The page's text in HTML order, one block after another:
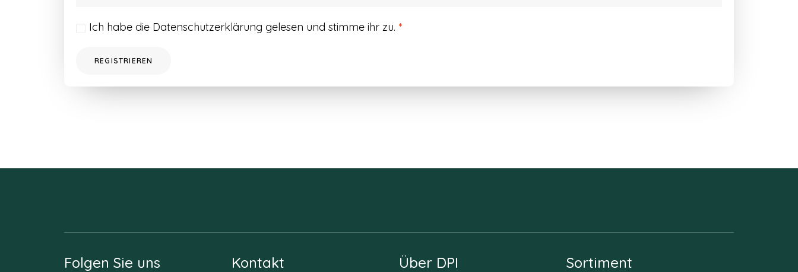
Ich habe die Datenschutzerklärung gelesen und stimme ihr zu. *
REGISTRIEREN
Folgen Sie uns Kontakt Über DPI Sortiment